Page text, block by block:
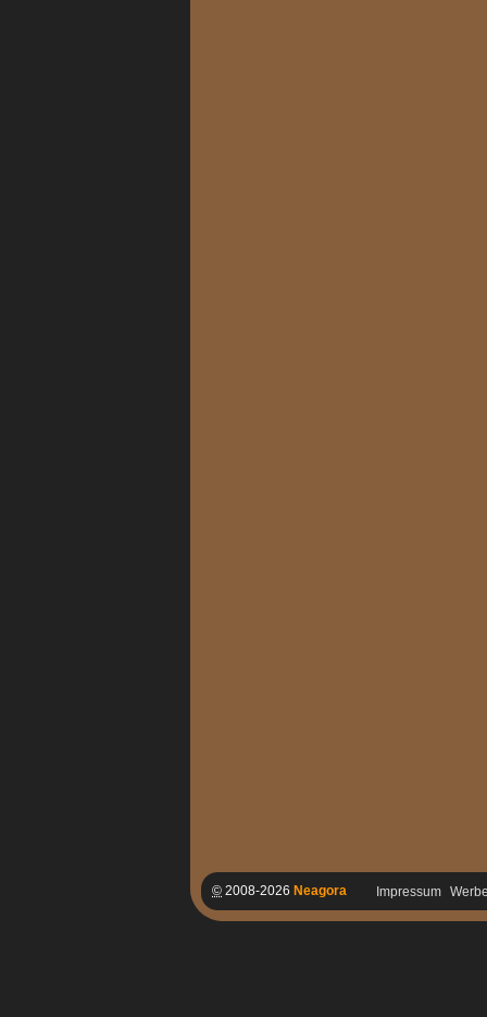
© 2008-2026 Neagora Impressum